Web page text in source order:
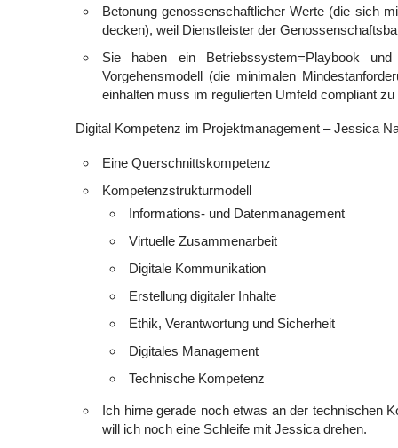
Betonung genossenschaftlicher Werte (die sich
decken), weil Dienstleister der
Sie haben ein Betriebssystem=Playbook
Vorgehensmodell (die minimalen
einhalten muss im regulierten Umfeld compliant zu
Digital Kompetenz im Projektmanagement – Jessica
Eine Querschnittskompetenz
Kompetenzstrukturmodell
Informations- und Datenmanagement
Virtuelle Zusammenarbeit
Digitale Kommunikation
Erstellung digitaler Inhalte
Ethik, Verantwortung und Sicherheit
Digitales Management
Technische Kompetenz
Ich hirne gerade noch etwas an der technischen
will ich noch eine Schleife mit Jessica drehen.